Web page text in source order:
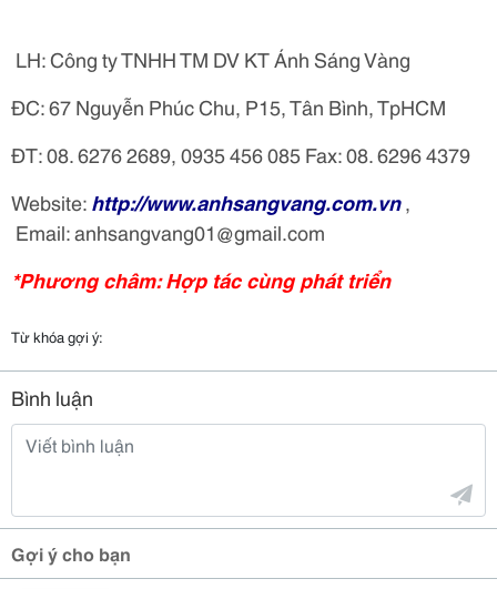
LH: Công ty TNHH TM DV KT Ánh Sáng Vàng
ĐC: 67 Nguyễn Phúc Chu, P15, Tân Bình, TpHCM
ĐT: 08. 6276 2689, 0935 456 085 Fax: 08. 6296 4379
Website:http://www.anhsangvang.com.vn,
Email: anhsangvang01@gmail.com
*Phương châm: Hợp tác cùng phát triển
Từ khóa gợi ý:
Bình luận
Gợi ý cho bạn